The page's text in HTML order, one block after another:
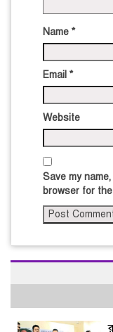
Name *
Email *
Website
Save my
browser for